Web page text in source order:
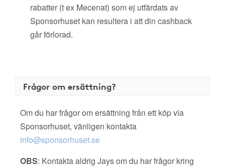
rabatter (t ex Mecenat) som ej utfärdats av
Sponsorhuset kan resultera i att din cashback
går förlorad.
Frågor om ersättning?
Om du har frågor om ersättning från ett köp via
Sponsorhuset, vänligen kontakta
info@sponsorhuset.se
OBS: Kontakta aldrig Jays om du har frågor kring